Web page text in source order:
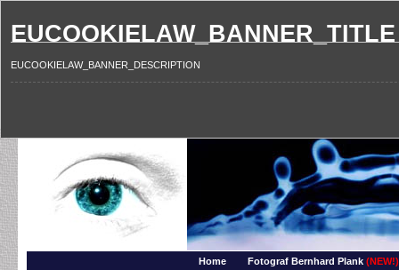
EUCOOKIELAW_BANNER_TITLE
EUCOOKIELAW_BANNER_DESCRIPTION
Home Fotograf Bernhard Plank (NEW!)